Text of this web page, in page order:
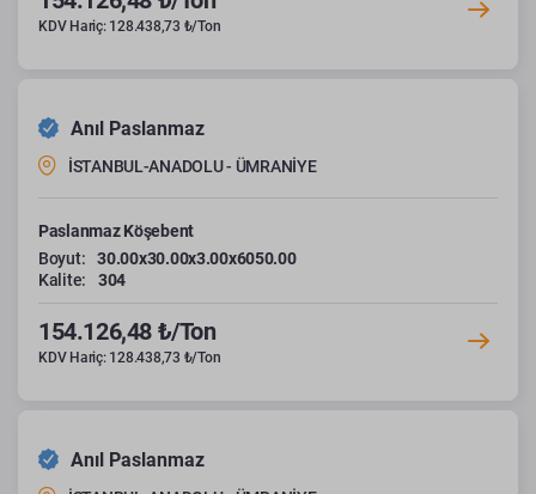
KDV Hariç: 128.438,73 ₺/Ton
Anıl Paslanmaz
İSTANBUL-ANADOLU - ÜMRANİYE
Paslanmaz Köşebent
Boyut:
30.00x30.00x3.00x6050.00
Kalite:
304
154.126,48 ₺/Ton
KDV Hariç: 128.438,73 ₺/Ton
Anıl Paslanmaz